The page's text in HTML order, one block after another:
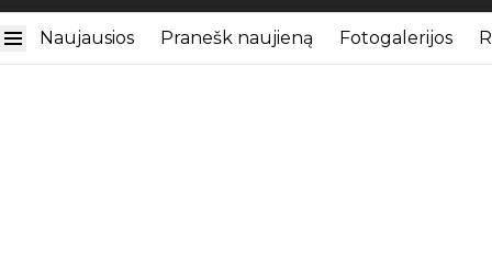
Naujausios Pranešk naujieną Fotogalerijos